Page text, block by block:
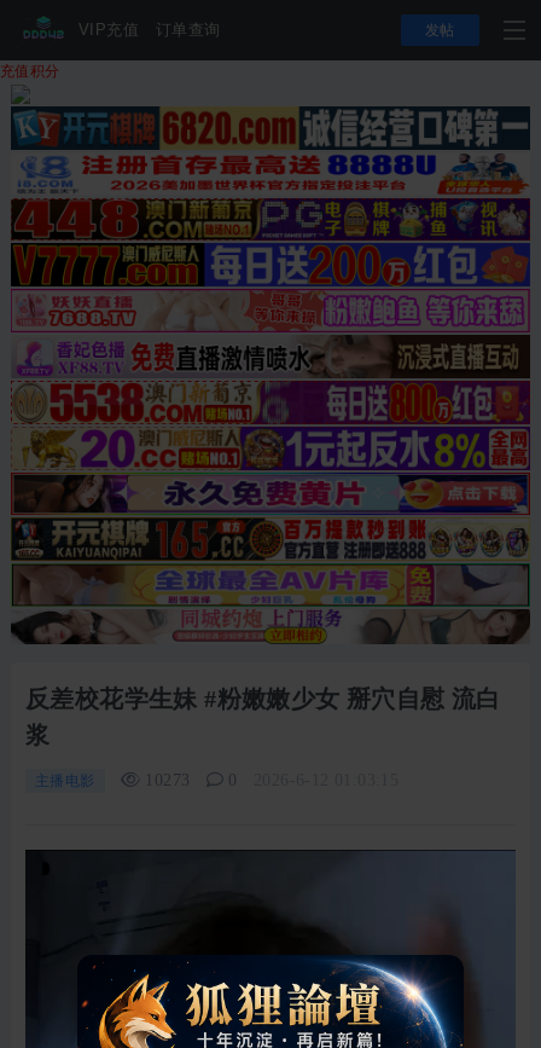
VIP充值 订单查询 发帖
充值积分
反差校花学生妹 #粉嫩嫩少女 掰穴自慰 流白
浆
主播电影 10273 0